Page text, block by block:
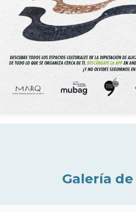
Galería